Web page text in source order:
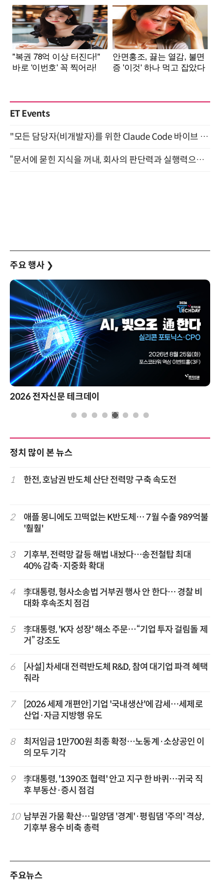
ET Events
"모든 담당자(비개발자)를 위한 Claude Code 바이브 코딩 2-day 부트캠프" 9월 16~17일 개최
“문서에 묻힌 지식을 꺼내, 회사의 판단력과 실행력으로 바꾸다” (8/20)
주요 행사 ❯
제8회 AI정부 혁신 콘퍼런스
정치 많이 본 뉴스
1 한전, 호남권 반도체 산단 전력망 구축 속도전
2
애플 몽니에도 끄떡없는 K반도체… 7월 수출 989억불
'훨훨'
3
기후부, 전력망 갈등 해법 내놨다…송전철탑 최대
40% 감축·지중화 확대
4
李대통령, 형사소송법 거부권 행사 안 한다… 경찰 비
대화 후속조치 점검
5
李대통령, 'K자 성장' 해소 주문…“기업 투자 걸림돌 제
거” 강조도
6
[사설] 차세대 전력반도체 R&D, 참여 대기업 파격 혜택
줘라
7
[2026 세제 개편안] 기업 '국내생산'에 감세…세제로
산업·자금 지방행 유도
8
최저임금 1만700원 최종 확정…노동계·소상공인 이
의 모두 기각
9
李대통령, '1390조 협력' 안고 지구 한 바퀴…귀국 직
후 부동산·증시 점검
10 남부권 가뭄 확산…밀양댐 '경계'·평림댐 '주의' 격상,
기후부 용수 비축 총력
주요뉴스